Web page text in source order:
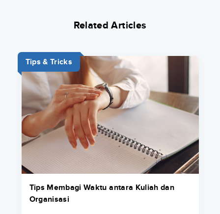
Related Articles
Tips & Tricks
Tips Membagi Waktu antara Kuliah dan
Organisasi